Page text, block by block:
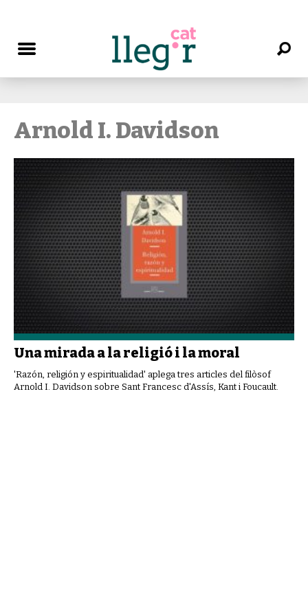
Arnold I. Davidson
Una mirada a la religió i la moral
'Razón, religión y espiritualidad' aplega tres articles del filòsof
Arnold I. Davidson sobre Sant Francesc d'Assís, Kant i Foucault.